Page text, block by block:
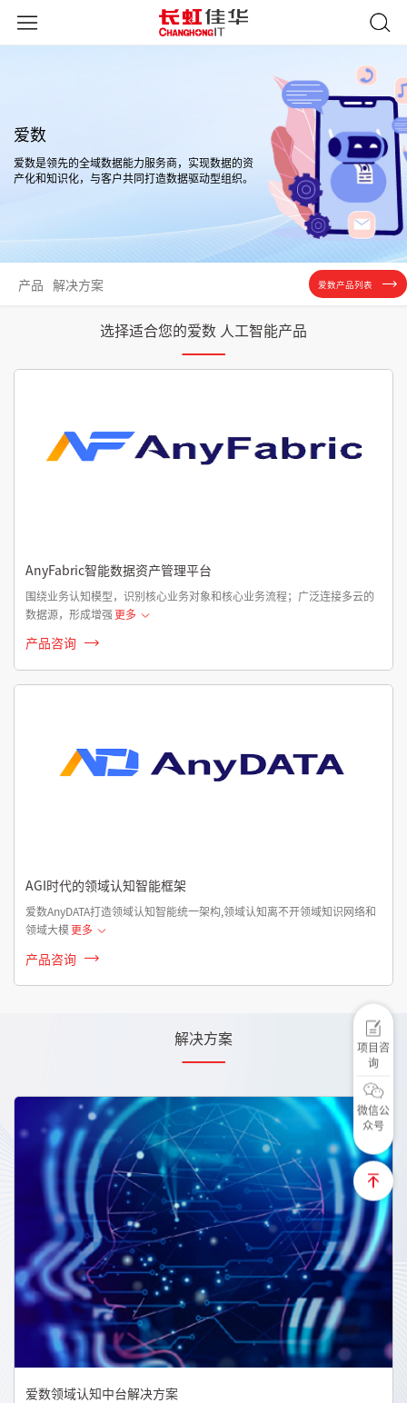
爱数
爱数是领先的全域数据能力服务商，实现数据的资
产化和知识化，与客户共同打造数据驱动型组织。
产品 解决方案 爱数产品列表
选择适合您的爱数 人工智能产品
AnyFabric智能数据资产管理平台
围绕业务认知模型，识别核心业务对象和核心业务流程；广泛连接多云的
数据源，形成增强更多
产品咨询
AGI时代的领域认知智能框架
爱数AnyDATA打造领域认知智能统一架构,领域认知离不开领域知识网络和
领域大模更多
产品咨询
解决方案
爱数领域认知中台解决方案
项目咨
询
微信公
众号